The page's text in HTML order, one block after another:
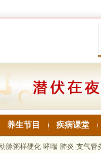
养生节目 疾病课堂
脉粥样硬化 哮喘 肺炎 支气管